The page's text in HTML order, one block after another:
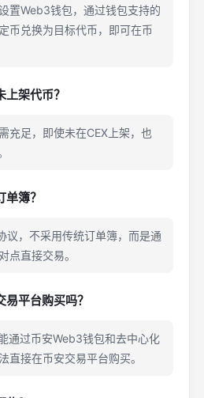
置Web3钱包，通过钱包支持的
币兑换为目标代币，即可在币
架代币？
充足，即使未在CEX上架，也
簿？
议，不采用传统订单簿，而是通
点直接交易。
平台购买吗？
通过币安Web3钱包和去中心化
直接在币安交易平台购买。